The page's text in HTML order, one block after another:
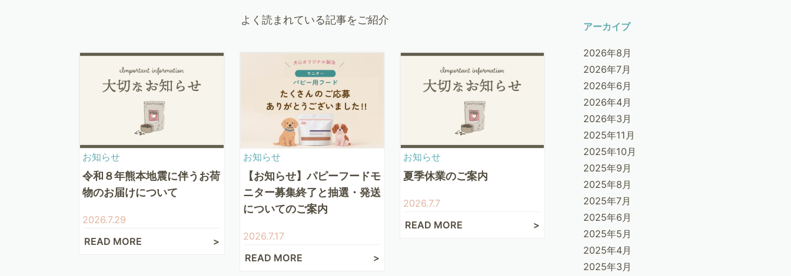
よく読まれている記事をご紹介
お知らせ
令和８年熊本地震に伴うお荷
物のお届けについて
2026.7.29
READ MORE
お知らせ
【お知らせ】パピーフードモ
ニター募集終了と抽選・発送
についてのご案内
2026.7.17
READ MORE
お知らせ
夏季休業のご案内
2026.7.7
READ MORE
アーカイブ
2026年8月
2026年7月
2026年6月
2026年4月
2026年3月
2025年11月
2025年10月
2025年9月
2025年8月
2025年7月
2025年6月
2025年5月
2025年4月
2025年3月